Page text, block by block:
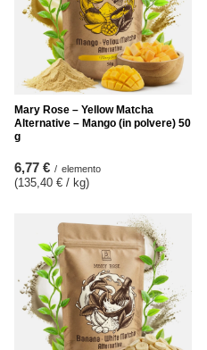
Mary Rose – Yellow Matcha
Alternative – Mango (in polvere) 50
g
6,77 € / elemento
(135,40 € / kg)